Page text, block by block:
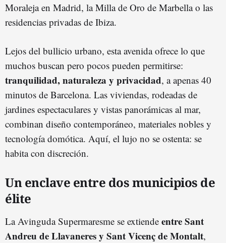
Moraleja en Madrid, la Milla de Oro de Marbella o las
residencias privadas de Ibiza.
Lejos del bullicio urbano, esta avenida ofrece lo que
muchos buscan pero pocos pueden permitirse:
tranquilidad, naturaleza y privacidad, a apenas 40
minutos de Barcelona. Las viviendas, rodeadas de
jardines espectaculares y vistas panorámicas al mar,
combinan diseño contemporáneo, materiales nobles y
tecnología domótica. Aquí, el lujo no se ostenta: se
habita con discreción.
Un enclave entre dos municipios de
élite
La Avinguda Supermaresme se extiende entre Sant
Andreu de Llavaneres y Sant Vicenç de Montalt,